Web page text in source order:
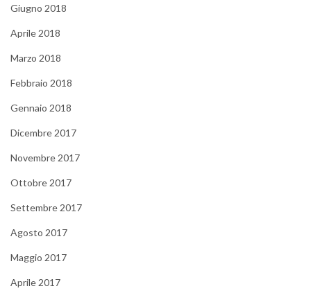
Giugno 2018
Aprile 2018
Marzo 2018
Febbraio 2018
Gennaio 2018
Dicembre 2017
Novembre 2017
Ottobre 2017
Settembre 2017
Agosto 2017
Maggio 2017
Aprile 2017